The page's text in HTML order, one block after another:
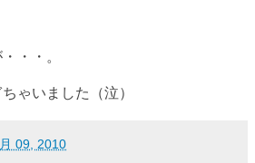
・・。
ゃいました（泣）
09, 2010